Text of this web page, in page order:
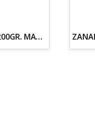
ZEO STONE 1200GR. MATERIAL FILTRANTE